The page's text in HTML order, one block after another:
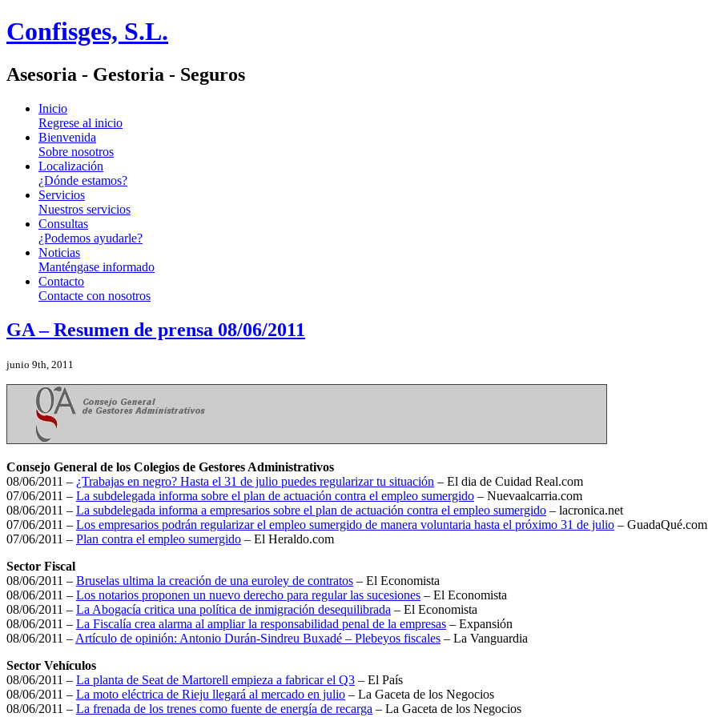
Confisges, S.L.
Asesoria - Gestoria - Seguros
Inicio
Regrese al inicio
Bienvenida
Sobre nosotros
Localización
¿Dónde estamos?
Servicios
Nuestros servicios
Consultas
¿Podemos ayudarle?
Noticias
Manténgase informado
Contacto
Contacte con nosotros
GA – Resumen de prensa 08/06/2011
junio 9th, 2011
Consejo General de los Colegios de Gestores Administrativos
08/06/2011 – ¿Trabajas en negro? Hasta el 31 de julio puedes regularizar tu situación – El dia de Cuidad Real.com
07/06/2011 – La subdelegada informa sobre el plan de actuación contra el empleo sumergido – Nuevaalcarria.com
08/06/2011 – La subdelegada informa a empresarios sobre el plan de actuación contra el empleo sumergido – lacronica.net
07/06/2011 – Los empresarios podrán regularizar el empleo sumergido de manera voluntaria hasta el próximo 31 de julio – GuadaQué.com
07/06/2011 – Plan contra el empleo sumergido – El Heraldo.com
Sector Fiscal
08/06/2011 – Bruselas ultima la creación de una euroley de contratos – El Economista
08/06/2011 – Los notarios proponen un nuevo derecho para regular las sucesiones – El Economista
08/06/2011 – La Abogacía critica una política de inmigración desequilibrada – El Economista
08/06/2011 – La Fiscalía crea alarma al ampliar la responsabilidad penal de la empresas – Expansión
08/06/2011 – Artículo de opinión: Antonio Durán-Sindreu Buxadé – Plebeyos fiscales – La Vanguardia
Sector Vehículos
08/06/2011 – La planta de Seat de Martorell empieza a fabricar el Q3 – El País
08/06/2011 – La moto eléctrica de Rieju llegará al mercado en julio – La Gaceta de los Negocios
08/06/2011 – La frenada de los trenes como fuente de energía de recarga – La Gaceta de los Negocios